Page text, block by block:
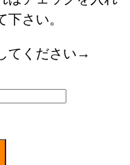
さい。
てください→